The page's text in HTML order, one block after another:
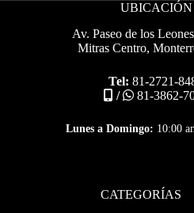
UBICACIÓN
Av. Paseo de los
Mitras Centro,
Tel: 81-2721-
/
81-3862-
Lunes a Domingo: 10:00
CATEGORÍAS